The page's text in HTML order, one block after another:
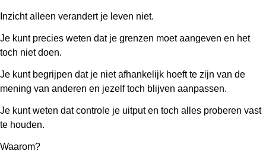
Inzicht alleen verandert je leven niet.
Je kunt precies weten dat je grenzen moet aangeven en het
toch niet doen.
Je kunt begrijpen dat je niet afhankelijk hoeft te zijn van de
mening van anderen en jezelf toch blijven aanpassen.
Je kunt weten dat controle je uitput en toch alles proberen vast
te houden.
Waarom?